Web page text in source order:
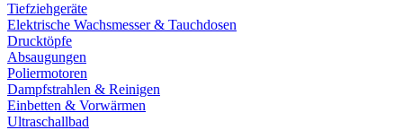
Tiefziehgeräte
Elektrische Wachsmesser & Tauchdosen
Drucktöpfe
Absaugungen
Poliermotoren
Dampfstrahlen & Reinigen
Einbetten & Vorwärmen
Ultraschallbad